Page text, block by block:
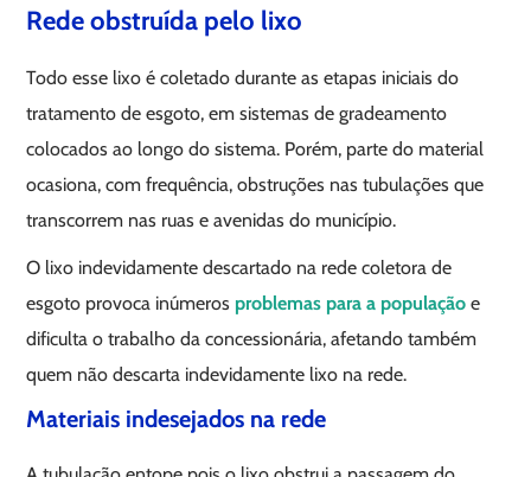
Rede obstruída pelo lixo
Todo esse lixo é coletado durante as etapas iniciais do
tratamento de esgoto, em sistemas de gradeamento
colocados ao longo do sistema. Porém, parte do material
ocasiona, com frequência, obstruções nas tubulações que
transcorrem nas ruas e avenidas do município.
O lixo indevidamente descartado na rede coletora de
esgoto provoca inúmeros problemas para a população e
dificulta o trabalho da concessionária, afetando também
quem não descarta indevidamente lixo na rede.
Materiais indesejados na rede